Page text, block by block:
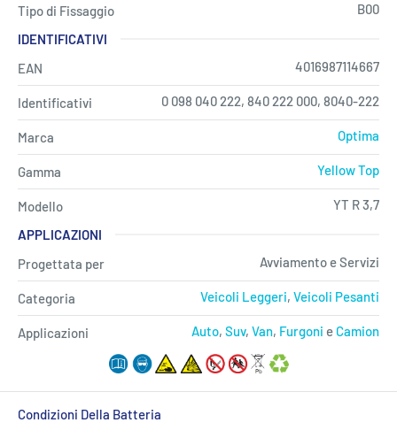
Tipo di Fissaggio
B00
IDENTIFICATIVI
EAN
4016987114667
Identificativi 0 098 040 222, 840 222 000, 8040-222
Marca Optima
Gamma Yellow Top
Modello
YT R 3,7
APPLICAZIONI
Progettata per
Avviamento e Servizi
Categoria Veicoli Leggeri, Veicoli Pesanti
Applicazioni Auto, Suv, Van, Furgoni e Camion
Condizioni Della Batteria